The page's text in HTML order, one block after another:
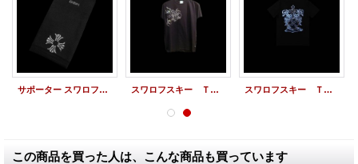
サポーター スワロフスキー クロス ロゴ サポーター スワロフスキー Ｔシャツ ドラゴン スワロTシャツ オーダーメイド カスタム スワロフスキー Ｔシャツ エンブレム スワロＴシャツ オーダーメイド
この商品を買った人は、こんな商品も買っています